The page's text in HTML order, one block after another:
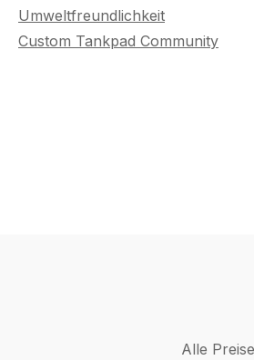
Umweltfreundlichkeit
Custom Tankpad Community
Alle